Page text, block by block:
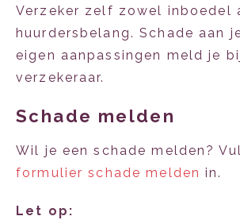
Verzeker zelf zowel inboedel
huurdersbelang. Schade aan
eigen aanpassingen meld je
verzekeraar.
Schade melden
Wil je een schade melden?
formulier schade melden in.
Let op: